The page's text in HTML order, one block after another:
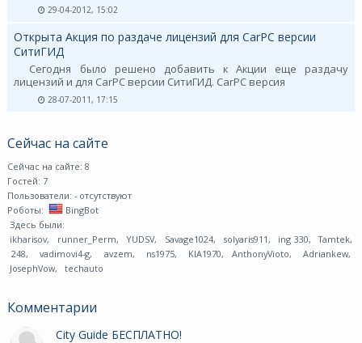
29-04-2012, 15:02
Открыта Акция по раздаче лицензий для CarPC версии
СитиГИД
Сегодня было решено добавить к Акции еще раздачу
лицензий и для CarPC версии СитиГИД. CarPC версия
28-07-2011, 17:15
Сейчас на сайте
Сейчас на сайте: 8
Гостей: 7
Пользователи: - отсутствуют
Роботы:
BingBot
Здесь были:
ikharisov, runner_Perm, YUDSV, Savage1024, solyaris911 , ing 330, Tamtek,
248, vadimovi4-g, avzem, ns1975, KIA1970, AnthonyVioto, Adriankew,
JosephVow, techauto
Комментарии
City Guide БЕСПЛАТНО!